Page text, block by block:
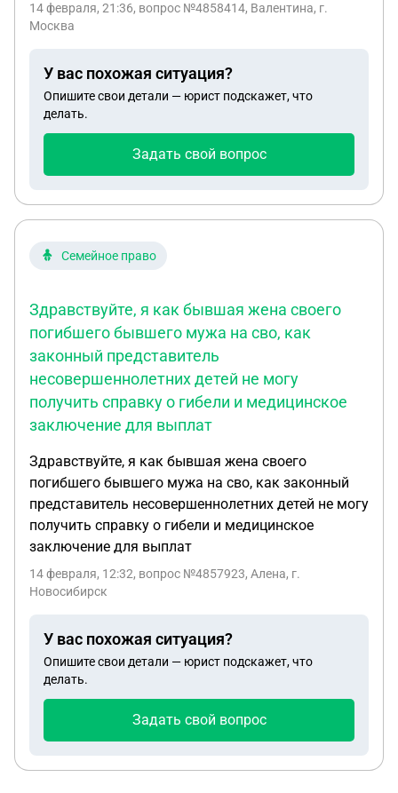
оформили с опозданием, только с 8 февраля.
только с 8 февраля. Получается, что они не могут
получить компенсацию с 4 декабря?.Это
правомерно?
14 февраля, 21:36, вопрос №4858414, Валентина, г.
Москва
У вас похожая ситуация?
Опишите свои детали — юрист подскажет, что
делать.
Задать свой вопрос
Семейное право
Здравствуйте, я как бывшая жена своего
погибшего бывшего мужа на сво, как
законный представитель
несовершеннолетних детей не могу
получить справку о гибели и медицинское
заключение для выплат
Здравствуйте, я как бывшая жена своего
погибшего бывшего мужа на сво, как законный
представитель несовершеннолетних детей не могу
получить справку о гибели и медицинское
заключение для выплат
14 февраля, 12:32, вопрос №4857923, Алена, г.
Новосибирск
У вас похожая ситуация?
Опишите свои детали — юрист подскажет, что
делать.
Задать свой вопрос